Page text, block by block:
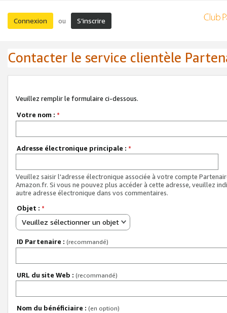
Connexion ou S’inscrire
Contacter le service clientèle
Veuillez remplir le formulaire ci-dessous.
Votre nom : *
Adresse électronique principale : *
Veuillez saisir l'adresse électronique associée à votre compte
Amazon.fr. Si vous ne pouvez plus accéder à cette adresse, veuillez
autre adresse électronique dans vos commentaires.
Objet : *
Veuillez sélectionner un objet
ID Partenaire : (recommandé)
URL du site Web : (recommandé)
Nom du bénéficiaire : (en option)